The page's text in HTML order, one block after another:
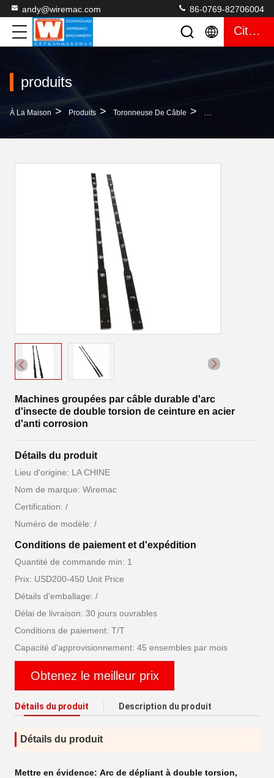
andy@wiremac.com 86-0769-82706004
Citation
produits
À La Maison > Produits > Toronneuse De Câble > Machines
Machines groupées par câble durable d'arc
d'insecte de double torsion de ceinture en acier
d'anti corrosion
Détails du produit
Lieu d'origine: LA CHINE
Nom de marque: Wiremac
Certification: /
Numéro de modèle: /
Conditions de paiement et d'expédition
Quantité de commande min: 1
Prix: USD200-450 Unit Price
Détails d'emballage: /
Délai de livraison: 30 jours ouvrables
Conditions de paiement: T/T
Capacité d'approvisionnement: 45 ensembles par mois
Obtenez le meilleur prix
Détails du produit Description du produit
Détails du produit
Mettre en évidence: Arc de dépliant à double torsion,